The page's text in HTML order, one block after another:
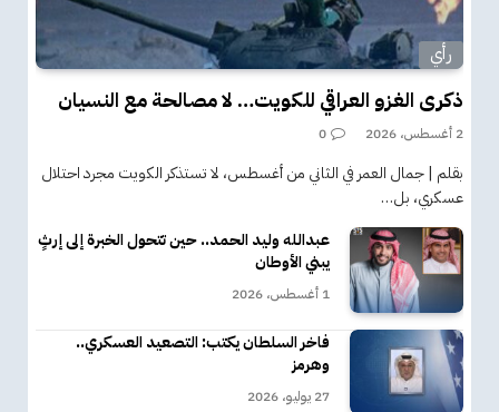
رأي
ذكرى الغزو العراقي للكويت… لا مصالحة مع النسيان
2 أغسطس، 2026 0
بقلم | جمال العمر في الثاني من أغسطس، لا تستذكر الكويت مجرد احتلال
عسكري، بل…
عبدالله وليد الحمد.. حين تتحول الخبرة إلى إرثٍ
يبني الأوطان
1 أغسطس، 2026
فاخر السلطان يكتب: التصعيد العسكري..
وهرمز
27 يوليو، 2026